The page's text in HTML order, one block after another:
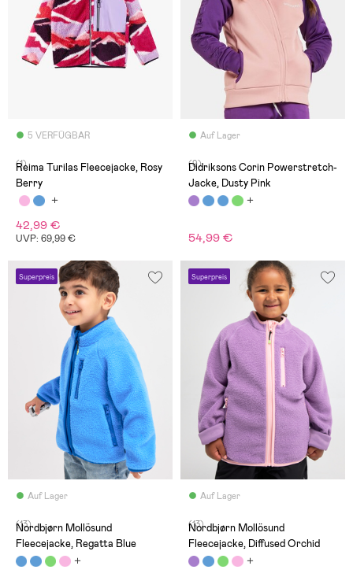
5 VERFÜGBAR
(1)
Reima Turilas Fleecejacke, Rosy
Berry
42,99 €
UVP: 69,99 €
Auf Lager
(9)
Didriksons Corin Powerstretch-
Jacke, Dusty Pink
54,99 €
Superpreis
Auf Lager
(13)
Nordbjørn Mollösund
Fleecejacke, Regatta Blue
Superpreis
Auf Lager
(13)
Nordbjørn Mollösund
Fleecejacke, Diffused Orchid